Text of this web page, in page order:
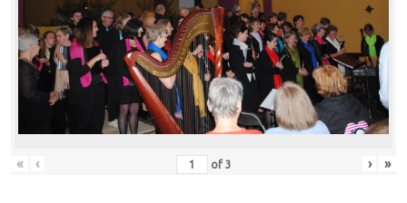
« ‹ of 3 › »